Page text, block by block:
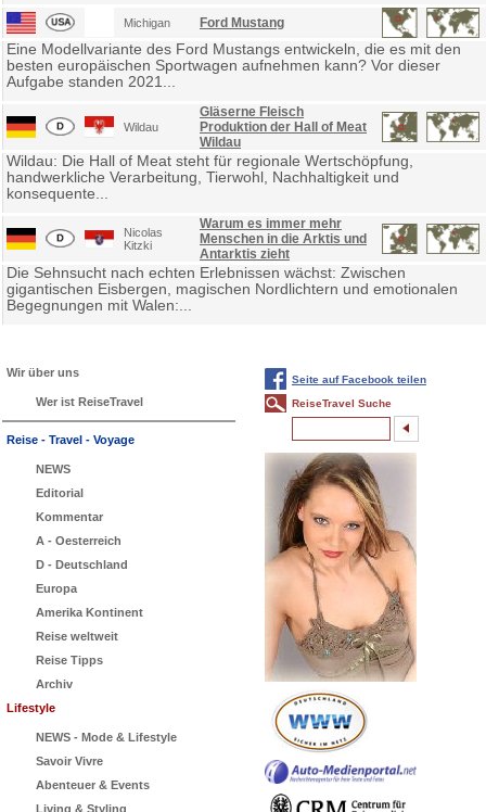
Michigan Ford Mustang
Eine Modellvariante des Ford Mustangs entwickeln, die es mit den
besten europäischen Sportwagen aufnehmen kann? Vor dieser
Aufgabe standen 2021...
Wildau
Gläserne Fleisch
Produktion der Hall of Meat
Wildau
Wildau: Die Hall of Meat steht für regionale Wertschöpfung,
handwerkliche Verarbeitung, Tierwohl, Nachhaltigkeit und
konsequente...
Nicolas
Kitzki
Warum es immer mehr
Menschen in die Arktis und
Antarktis zieht
Die Sehnsucht nach echten Erlebnissen wächst: Zwischen
gigantischen Eisbergen, magischen Nordlichtern und emotionalen
Begegnungen mit Walen:...
Wir über uns
Wer ist ReiseTravel
Reise - Travel - Voyage
NEWS
Editorial
Kommentar
A - Oesterreich
D - Deutschland
Europa
Amerika Kontinent
Reise weltweit
Reise Tipps
Archiv
Lifestyle
NEWS - Mode & Lifestyle
Savoir Vivre
Abenteuer & Events
Living & Styling
Seite auf Facebook teilen
ReiseTravel Suche